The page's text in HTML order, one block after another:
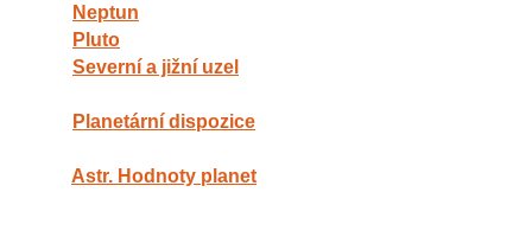
Neptun
Pluto
Severní a jižní uzel
Planetární dispozice
Astr. Hodnoty planet